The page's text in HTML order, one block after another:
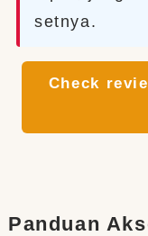
setnya.
Check
Panduan